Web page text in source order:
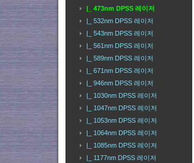
|_ 473nm DPSS 레이저
|_ 532nm DPSS 레이저
|_ 543nm DPSS 레이저
|_ 561nm DPSS 레이저
|_ 589nm DPSS 레이저
|_ 671nm DPSS 레이저
|_ 946nm DPSS 레이저
|_ 1030nm DPSS 레이저
|_ 1047nm DPSS 레이저
|_ 1053nm DPSS 레이저
|_ 1064nm DPSS 레이저
|_ 1085nm DPSS 레이저
|_ 1177nm DPSS 레이저